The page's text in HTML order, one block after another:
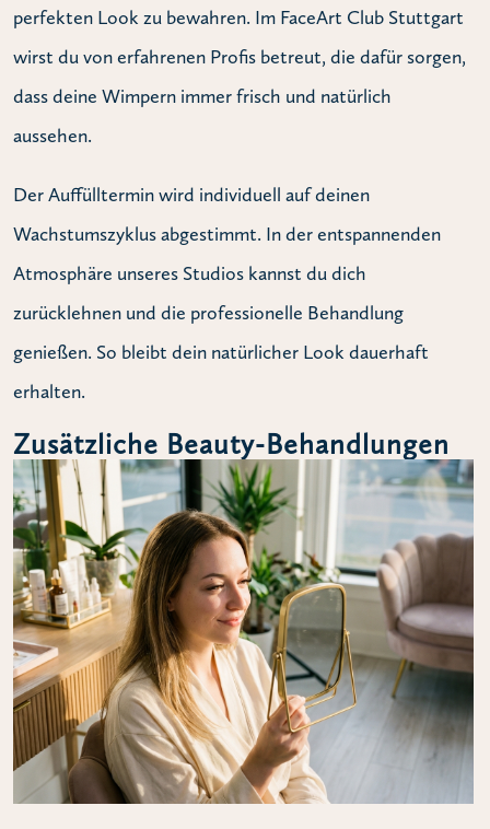
perfekten Look zu bewahren. Im FaceArt Club Stuttgart
wirst du von erfahrenen Profis betreut, die dafür sorgen,
dass deine Wimpern immer frisch und natürlich
aussehen.
Der Auffülltermin wird individuell auf deinen
Wachstumszyklus abgestimmt. In der entspannenden
Atmosphäre unseres Studios kannst du dich
zurücklehnen und die professionelle Behandlung
genießen. So bleibt dein natürlicher Look dauerhaft
erhalten.
Zusätzliche Beauty-Behandlungen